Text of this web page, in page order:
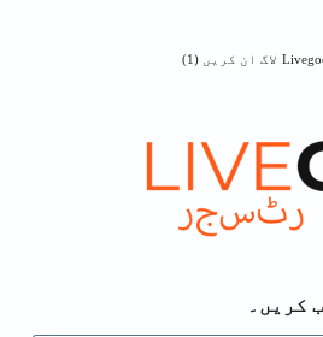
لاگ ان کریں (1)
کریں۔